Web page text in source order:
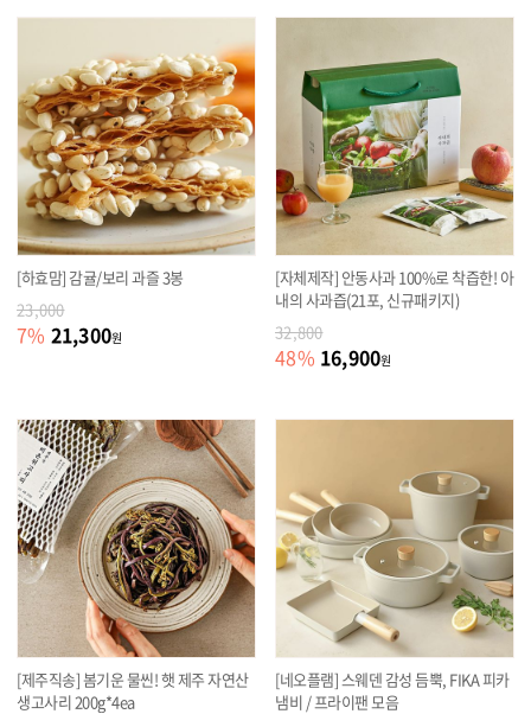
[하효맘] 감귤/보리 과즐 3봉
23,000
7% 21,300원
[자체제작] 안동사과 100%로 착즙한! 아
내의 사과즙(21포, 신규패키지)
32,800
48% 16,900원
[제주직송] 봄기운 물씬! 햇 제주 자연산
생고사리 200g*4ea
[네오플램] 스웨덴 감성 듬뿍, FIKA 피카
냄비 / 프라이팬 모음